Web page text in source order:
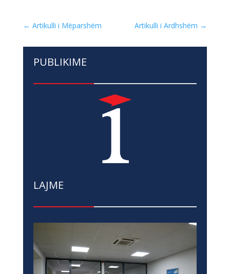
← Artikulli i Mëparshëm Artikulli i Ardhshëm →
PUBLIKIME
LAJME